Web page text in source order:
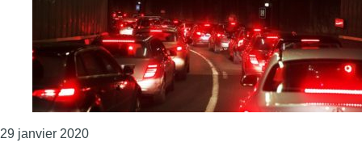
29 janvier 2020Consulter l'article "Toujours plus